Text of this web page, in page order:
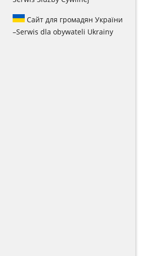
Сайт для громадян України
–Serwis dla obywateli Ukrainy